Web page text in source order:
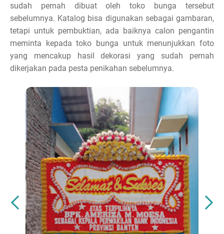
sudah pernah dibuat oleh toko bunga tersebut
sebelumnya. Katalog bisa digunakan sebagai gambaran,
tetapi untuk pembuktian, ada baiknya calon pengantin
meminta kepada toko bunga untuk menunjukkan foto
yang mencakup hasil dekorasi yang sudah pernah
dikerjakan pada pesta penikahan sebelumnya.